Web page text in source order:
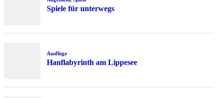
Spiele für unterwegs
Ausflüge
Hanflabyrinth am Lippesee